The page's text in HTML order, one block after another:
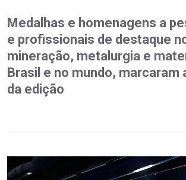
Medalhas e homenagens a
e profissionais de destaque
mineração, metalurgia e
Brasil e no mundo, marcaram
da edição